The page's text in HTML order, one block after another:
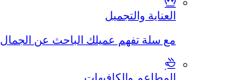
العناية والتجميل
مع سلة تفهم عميلك الباحث عن الجمال
المطاعم والكافيهات